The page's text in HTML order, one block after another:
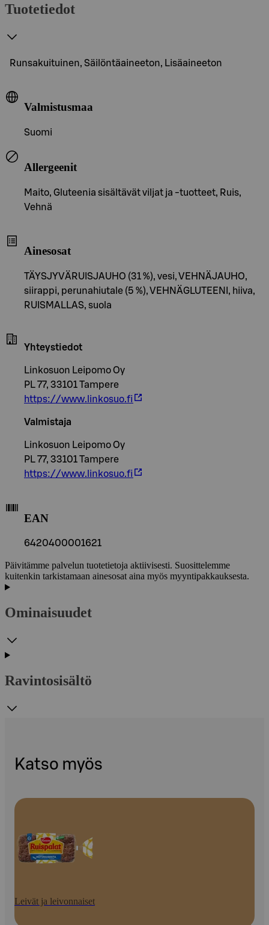
Tuotetiedot
Runsakuituinen, Säilöntäaineeton, Lisäaineeton
Valmistusmaa
Suomi
Allergeenit
Maito, Gluteenia sisältävät viljat ja -tuotteet, Ruis,
Vehnä
Ainesosat
TÄYSJYVÄRUISJAUHO (31 %), vesi, VEHNÄJAUHO,
siirappi, perunahiutale (5 %), VEHNÄGLUTEENI, hiiva,
RUISMALLAS, suola
Yhteystiedot
Linkosuon Leipomo Oy
PL 77, 33101 Tampere
https://www.linkosuo.fi
Valmistaja
Linkosuon Leipomo Oy
PL 77, 33101 Tampere
https://www.linkosuo.fi
EAN
6420400001621
Päivitämme palvelun tuotetietoja aktiivisesti. Suosittelemme
kuitenkin tarkistamaan ainesosat aina myös myyntipakkauksesta.
Ominaisuudet
Ravintosisältö
Katso myös
Leivät ja leivonnaiset